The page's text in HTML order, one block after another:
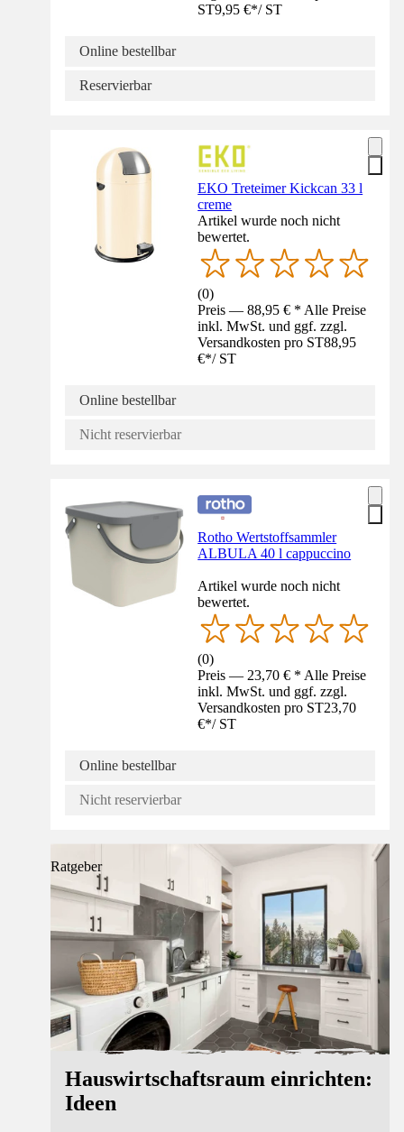
ST9,95 €*/ ST
Online bestellbar
Reservierbar
EKO Treteimer Kickcan 33 l
creme
Artikel wurde noch nicht
bewertet.
(0)
Preis — 88,95 € * Alle Preise
inkl. MwSt. und ggf. zzgl.
Versandkosten pro ST88,95
€*/ ST
Online bestellbar
Nicht reservierbar
Rotho Wertstoffsammler
ALBULA 40 l cappuccino
Artikel wurde noch nicht
bewertet.
(0)
Preis — 23,70 € * Alle Preise
inkl. MwSt. und ggf. zzgl.
Versandkosten pro ST23,70
€*/ ST
Online bestellbar
Nicht reservierbar
Ratgeber
Hauswirtschaftsraum einrichten:
Ideen